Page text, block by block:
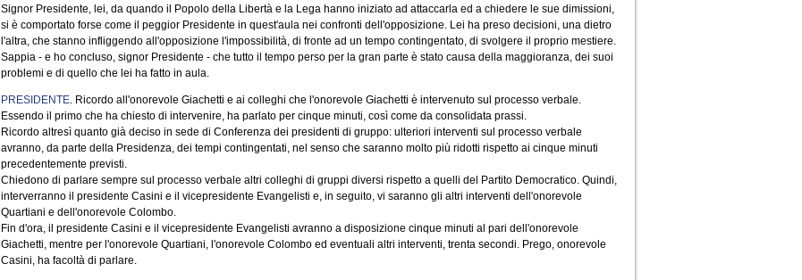
Signor Presidente, lei, da quando il Popolo della Libertà e la Lega hanno iniziato ad attaccarla ed a chiedere le sue dimissioni,
si è comportato forse come il peggior Presidente in quest'aula nei confronti dell'opposizione. Lei ha preso decisioni, una dietro
l'altra, che stanno infliggendo all'opposizione l'impossibilità, di fronte ad un tempo contingentato, di svolgere il proprio mestiere.
Sappia - e ho concluso, signor Presidente - che tutto il tempo perso per la gran parte è stato causa della maggioranza, dei suoi
problemi e di quello che lei ha fatto in aula.
PRESIDENTE. Ricordo all'onorevole Giachetti e ai colleghi che l'onorevole Giachetti è intervenuto sul processo verbale.
Essendo il primo che ha chiesto di intervenire, ha parlato per cinque minuti, così come da consolidata prassi.
Ricordo altresì quanto già deciso in sede di Conferenza dei presidenti di gruppo: ulteriori interventi sul processo verbale
avranno, da parte della Presidenza, dei tempi contingentati, nel senso che saranno molto più ridotti rispetto ai cinque minuti
precedentemente previsti.
Chiedono di parlare sempre sul processo verbale altri colleghi di gruppi diversi rispetto a quelli del Partito Democratico. Quindi,
interverranno il presidente Casini e il vicepresidente Evangelisti e, in seguito, vi saranno gli altri interventi dell'onorevole
Quartiani e dell'onorevole Colombo.
Fin d'ora, il presidente Casini e il vicepresidente Evangelisti avranno a disposizione cinque minuti al pari dell'onorevole
Giachetti, mentre per l'onorevole Quartiani, l'onorevole Colombo ed eventuali altri interventi, trenta secondi. Prego, onorevole
Casini, ha facoltà di parlare.